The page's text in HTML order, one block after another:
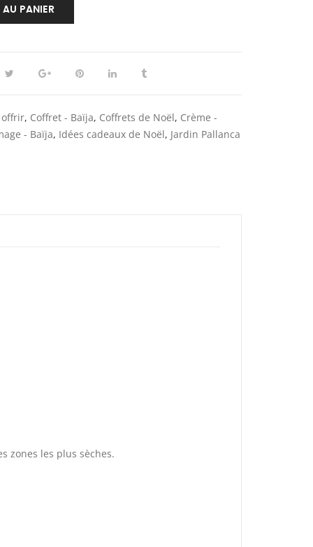
PANIER
offrir, Coffret - Baïja, Coffrets de Noël, Crème -
- Baïja, Idées cadeaux de Noël, Jardin Pallanca
zones les plus sèches.